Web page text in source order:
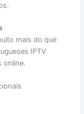
mais do que
IPTV
online.